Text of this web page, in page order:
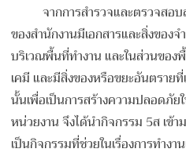
จากการสำรวจและตรวจสอบ
ของสำนักงานมีเอกสารและสิ่งของ
บริเวณพื้นที่ทำงาน และในส่วนขอ
เคมี และมีสิ่งของหรือขยะอันตราย
นั้นเพื่อเป็นการสร้างความปลอดภั
หน่วยงาน จึงได้นำกิจกรรม 5ส เข้
เป็นกิจกรรมที่ช่วยในเรื่องการทำ